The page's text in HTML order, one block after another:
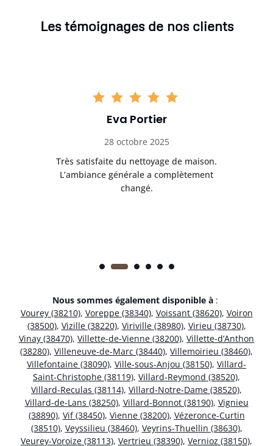
Les témoignages de nos clients
Eva Portier
28 octobre 2025
Très satisfaite du nettoyage de maison.
L’ambiance générale a complètement
changé.
Nous sommes également disponible à :
Vourey (38210), Voreppe (38340), Voissant (38620), Voiron
(38500), Vizille (38220), Viriville (38980), Virieu (38730),
Vinay (38470), Villette-de-Vienne (38200), Villette-d’Anthon
(38280), Villeneuve-de-Marc (38440), Villemoirieu (38460),
Villefontaine (38090), Ville-sous-Anjou (38150), Villard-
Saint-Christophe (38119), Villard-Reymond (38520),
Villard-Reculas (38114), Villard-Notre-Dame (38520),
Villard-de-Lans (38250), Villard-Bonnot (38190), Vignieu
(38890), Vif (38450), Vienne (38200), Vézeronce-Curtin
(38510), Veyssilieu (38460), Veyrins-Thuellin (38630),
Veurey-Voroize (38113), Vertrieu (38390), Vernioz (38150),